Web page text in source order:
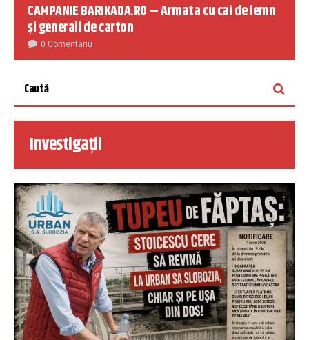
CAMPANIE BARIKADA.RO – Armata cu cai de lemn
și generali de carton
0 Comentariu
Investigații